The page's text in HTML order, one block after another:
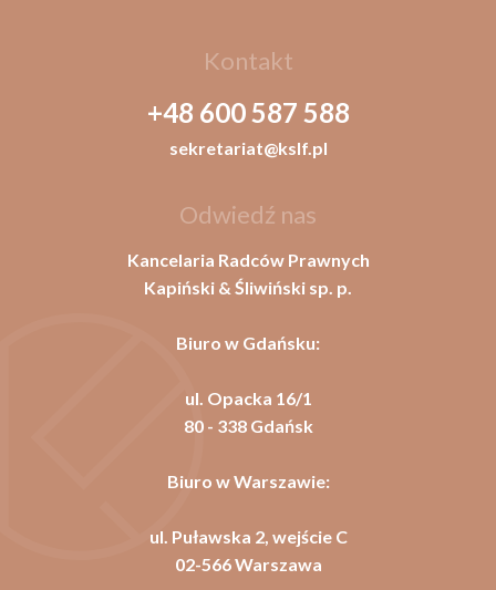
Kontakt
+48 600 587 588
sekretariat@kslf.pl
Odwiedź nas
Kancelaria Radców Prawnych
Kapiński & Śliwiński sp. p.
Biuro w Gdańsku:
ul. Opacka 16/1
80 - 338 Gdańsk
Biuro w Warszawie:
ul. Puławska 2, wejście C
02-566 Warszawa